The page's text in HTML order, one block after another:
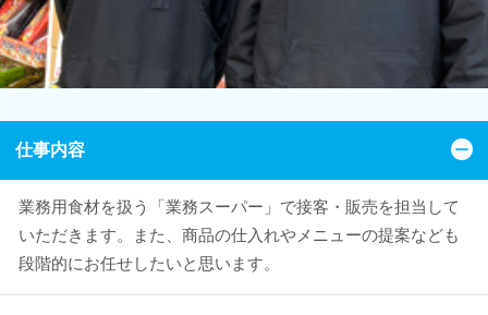
仕事内容
業務用食材を扱う「業務スーパー」で接客・販売を担当して
いただきます。また、商品の仕入れやメニューの提案なども
段階的にお任せしたいと思います。